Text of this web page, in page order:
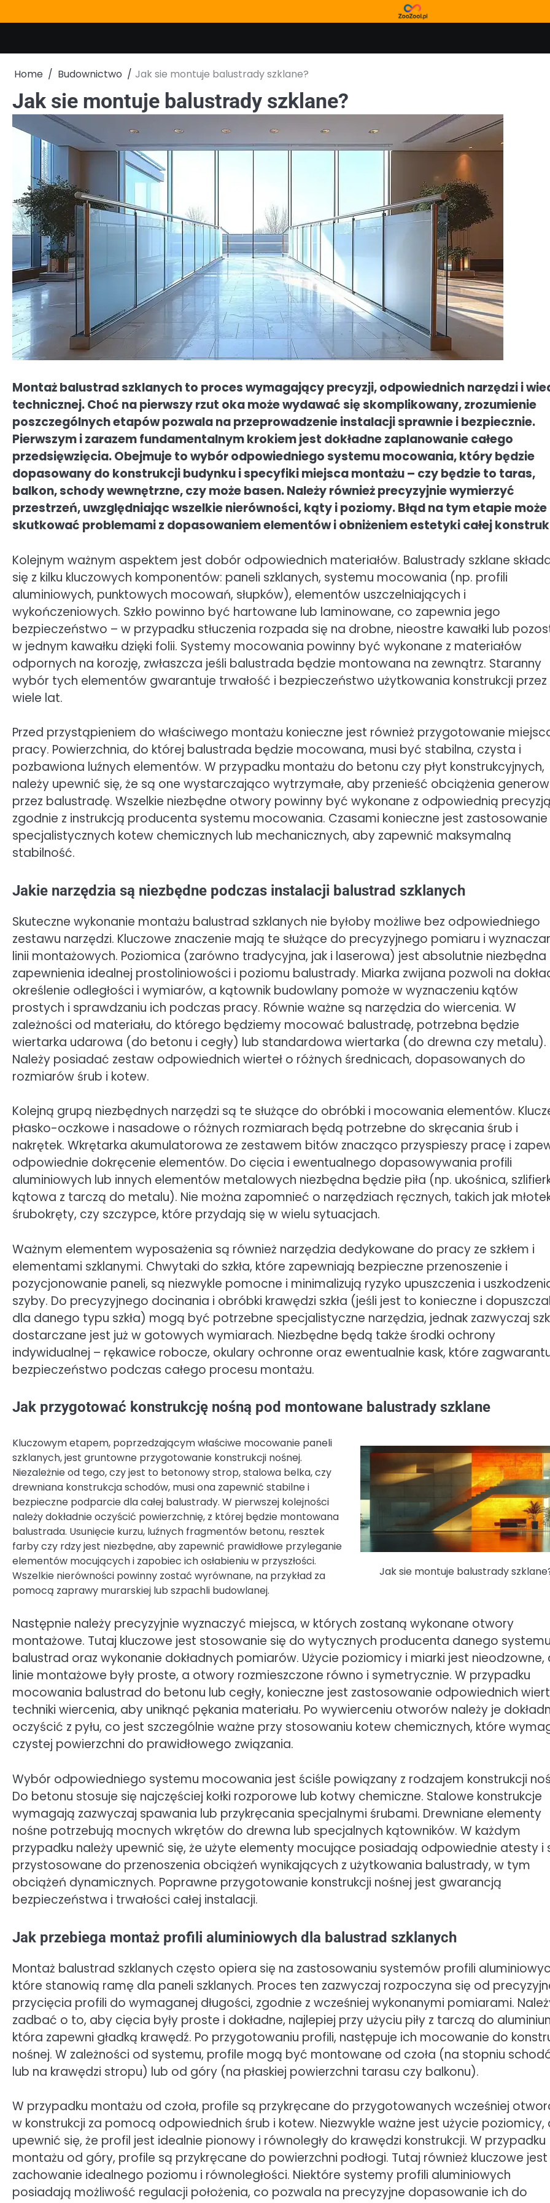
to
Home Budownictwo Jak sie montuje balustrady szklane?
Jak sie montuje balustrady szklane?
Montaż balustrad szklanych to proces wymagający precyzji, odpowiednich narzędzi i
technicznej. Choć na pierwszy rzut oka może wydawać się skomplikowany, zrozumienie
poszczególnych etapów pozwala na przeprowadzenie instalacji sprawnie i bezpiecznie.
Pierwszym i zarazem fundamentalnym krokiem jest dokładne zaplanowanie całego
przedsięwzięcia. Obejmuje to wybór odpowiedniego systemu mocowania, który będzie
dopasowany do konstrukcji budynku i specyfiki miejsca montażu – czy będzie to taras,
balkon, schody wewnętrzne, czy może basen. Należy również precyzyjnie wymierzyć
przestrzeń, uwzględniając wszelkie nierówności, kąty i poziomy. Błąd na tym etapie może
skutkować problemami z dopasowaniem elementów i obniżeniem estetyki całej
Kolejnym ważnym aspektem jest dobór odpowiednich materiałów. Balustrady szklane
się z kilku kluczowych komponentów: paneli szklanych, systemu mocowania (np. profili
aluminiowych, punktowych mocowań, słupków), elementów uszczelniających i
wykończeniowych. Szkło powinno być hartowane lub laminowane, co zapewnia jego
bezpieczeństwo – w przypadku stłuczenia rozpada się na drobne, nieostre kawałki lub
w jednym kawałku dzięki folii. Systemy mocowania powinny być wykonane z materiałów
odpornych na korozję, zwłaszcza jeśli balustrada będzie montowana na zewnątrz. Staranny
wybór tych elementów gwarantuje trwałość i bezpieczeństwo użytkowania konstrukcji przez
wiele lat.
Przed przystąpieniem do właściwego montażu konieczne jest również przygotowanie
pracy. Powierzchnia, do której balustrada będzie mocowana, musi być stabilna, czysta i
pozbawiona luźnych elementów. W przypadku montażu do betonu czy płyt konstrukcyjnych,
należy upewnić się, że są one wystarczająco wytrzymałe, aby przenieść obciążenia
przez balustradę. Wszelkie niezbędne otwory powinny być wykonane z odpowiednią
zgodnie z instrukcją producenta systemu mocowania. Czasami konieczne jest zastosowanie
specjalistycznych kotew chemicznych lub mechanicznych, aby zapewnić maksymalną
stabilność.
Jakie narzędzia są niezbędne podczas instalacji balustrad szklanych
Skuteczne wykonanie montażu balustrad szklanych nie byłoby możliwe bez odpowiedniego
zestawu narzędzi. Kluczowe znaczenie mają te służące do precyzyjnego pomiaru i
linii montażowych. Poziomica (zarówno tradycyjna, jak i laserowa) jest absolutnie
zapewnienia idealnej prostoliniowości i poziomu balustrady. Miarka zwijana pozwoli na
określenie odległości i wymiarów, a kątownik budowlany pomoże w wyznaczeniu kątów
prostych i sprawdzaniu ich podczas pracy. Równie ważne są narzędzia do wiercenia. W
zależności od materiału, do którego będziemy mocować balustradę, potrzebna będzie
wiertarka udarowa (do betonu i cegły) lub standardowa wiertarka (do drewna czy metalu).
Należy posiadać zestaw odpowiednich wierteł o różnych średnicach, dopasowanych do
rozmiarów śrub i kotew.
Kolejną grupą niezbędnych narzędzi są te służące do obróbki i mocowania elementów.
płasko-oczkowe i nasadowe o różnych rozmiarach będą potrzebne do skręcania śrub i
nakrętek. Wkrętarka akumulatorowa ze zestawem bitów znacząco przyspieszy pracę i
odpowiednie dokręcenie elementów. Do cięcia i ewentualnego dopasowywania profili
aluminiowych lub innych elementów metalowych niezbędna będzie piła (np. ukośnica,
kątowa z tarczą do metalu). Nie można zapomnieć o narzędziach ręcznych, takich jak
śrubokręty, czy szczypce, które przydają się w wielu sytuacjach.
Ważnym elementem wyposażenia są również narzędzia dedykowane do pracy ze szkłem i
elementami szklanymi. Chwytaki do szkła, które zapewniają bezpieczne przenoszenie i
pozycjonowanie paneli, są niezwykle pomocne i minimalizują ryzyko upuszczenia i
szyby. Do precyzyjnego docinania i obróbki krawędzi szkła (jeśli jest to konieczne i
dla danego typu szkła) mogą być potrzebne specjalistyczne narzędzia, jednak zazwyczaj
dostarczane jest już w gotowych wymiarach. Niezbędne będą także środki ochrony
indywidualnej – rękawice robocze, okulary ochronne oraz ewentualnie kask, które
bezpieczeństwo podczas całego procesu montażu.
Jak przygotować konstrukcję nośną pod montowane balustrady szklane
Jak sie montuje balustrady
Kluczowym etapem, poprzedzającym właściwe mocowanie paneli
szklanych, jest gruntowne przygotowanie konstrukcji nośnej.
Niezależnie od tego, czy jest to betonowy strop, stalowa belka, czy
drewniana konstrukcja schodów, musi ona zapewnić stabilne i
bezpieczne podparcie dla całej balustrady. W pierwszej kolejności
należy dokładnie oczyścić powierzchnię, z której będzie montowana
balustrada. Usunięcie kurzu, luźnych fragmentów betonu, resztek
farby czy rdzy jest niezbędne, aby zapewnić prawidłowe przyleganie
elementów mocujących i zapobiec ich osłabieniu w przyszłości.
Wszelkie nierówności powinny zostać wyrównane, na przykład za
pomocą zaprawy murarskiej lub szpachli budowlanej.
Następnie należy precyzyjnie wyznaczyć miejsca, w których zostaną wykonane otwory
montażowe. Tutaj kluczowe jest stosowanie się do wytycznych producenta danego
balustrad oraz wykonanie dokładnych pomiarów. Użycie poziomicy i miarki jest nieodzowne,
linie montażowe były proste, a otwory rozmieszczone równo i symetrycznie. W przypadku
mocowania balustrad do betonu lub cegły, konieczne jest zastosowanie odpowiednich
techniki wiercenia, aby uniknąć pękania materiału. Po wywierceniu otworów należy je
oczyścić z pyłu, co jest szczególnie ważne przy stosowaniu kotew chemicznych, które
czystej powierzchni do prawidłowego związania.
Wybór odpowiedniego systemu mocowania jest ściśle powiązany z rodzajem konstrukcji
Do betonu stosuje się najczęściej kołki rozporowe lub kotwy chemiczne. Stalowe konstrukcje
wymagają zazwyczaj spawania lub przykręcania specjalnymi śrubami. Drewniane elementy
nośne potrzebują mocnych wkrętów do drewna lub specjalnych kątowników. W każdym
przypadku należy upewnić się, że użyte elementy mocujące posiadają odpowiednie atesty i
przystosowane do przenoszenia obciążeń wynikających z użytkowania balustrady, w tym
obciążeń dynamicznych. Poprawne przygotowanie konstrukcji nośnej jest gwarancją
bezpieczeństwa i trwałości całej instalacji.
Jak przebiega montaż profili aluminiowych dla balustrad szklanych
Montaż balustrad szklanych często opiera się na zastosowaniu systemów profili
które stanowią ramę dla paneli szklanych. Proces ten zazwyczaj rozpoczyna się od
przycięcia profili do wymaganej długości, zgodnie z wcześniej wykonanymi pomiarami.
zadbać o to, aby cięcia były proste i dokładne, najlepiej przy użyciu piły z tarczą do
która zapewni gładką krawędź. Po przygotowaniu profili, następuje ich mocowanie do
nośnej. W zależności od systemu, profile mogą być montowane od czoła (na stopniu
lub na krawędzi stropu) lub od góry (na płaskiej powierzchni tarasu czy balkonu).
W przypadku montażu od czoła, profile są przykręcane do przygotowanych wcześniej
w konstrukcji za pomocą odpowiednich śrub i kotew. Niezwykle ważne jest użycie poziomicy,
upewnić się, że profil jest idealnie pionowy i równoległy do krawędzi konstrukcji. W przypadku
montażu od góry, profile są przykręcane do powierzchni podłogi. Tutaj również kluczowe jest
zachowanie idealnego poziomu i równoległości. Niektóre systemy profili aluminiowych
posiadają możliwość regulacji położenia, co pozwala na precyzyjne dopasowanie ich do